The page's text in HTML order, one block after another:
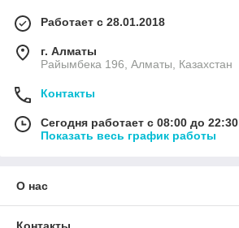
Работает с 28.01.2018
г. Алматы
Райымбека 196, Алматы, Казахстан
Контакты
Сегодня работает с 08:00 до 22:30
Показать весь график работы
О нас